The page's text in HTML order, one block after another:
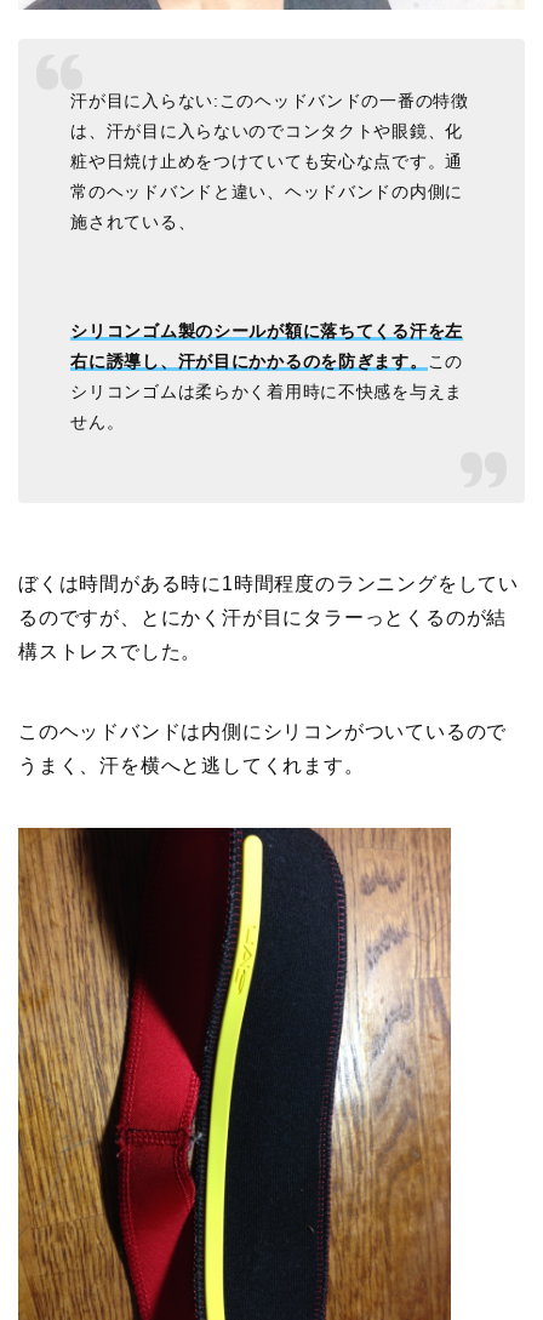
汗が目に入らない:このヘッドバンドの一番の特徴
は、汗が目に入らないのでコンタクトや眼鏡、化
粧や日焼け止めをつけていても安心な点です。通
常のヘッドバンドと違い、ヘッドバンドの内側に
施されている、
シリコンゴム製のシールが額に落ちてくる汗を左
右に誘導し、汗が目にかかるのを防ぎます。
この
シリコンゴムは柔らかく着用時に不快感を与えま
せん。
ぼくは時間がある時に1時間程度のランニングをしてい
るのですが、とにかく汗が目にタラーっとくるのが結
構ストレスでした。
このヘッドバンドは内側にシリコンがついているので
うまく、汗を横へと逃してくれます。